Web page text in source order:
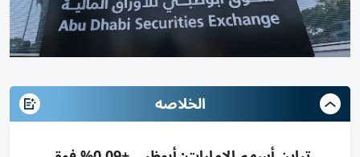
الخلاصه